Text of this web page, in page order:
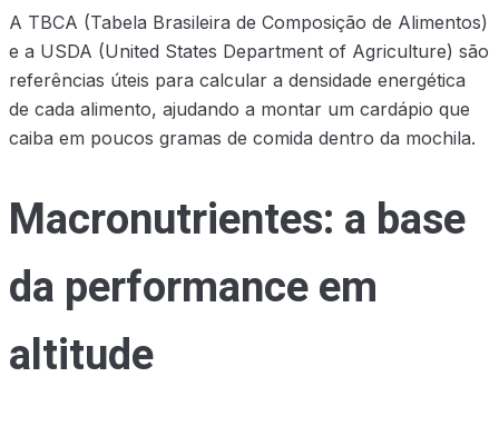
A TBCA (Tabela Brasileira de Composição de Alimentos)
e a USDA (United States Department of Agriculture) são
referências úteis para calcular a densidade energética
de cada alimento, ajudando a montar um cardápio que
caiba em poucos gramas de comida dentro da mochila.
Macronutrientes: a base
da performance em
altitude